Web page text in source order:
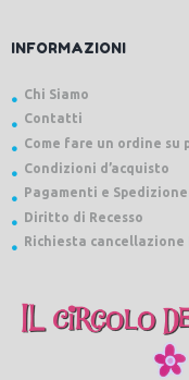
INFORMAZIONI
Chi Siamo
Contatti
Come fare un ordine
Condizioni d’acquisto
Pagamenti e Spedizione
Diritto di Recesso
Richiesta cancellazione